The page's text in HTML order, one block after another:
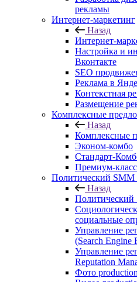
рекламы
Интернет-маркетинг
Назад
Интернет-
Настройка и
Вконтакте
SEO
Реклама в
Контекстная
Размещение
Комплексные
Назад
Комплексные
Эконом-комбо
Стандарт-
Премиум-
Политический SMM
Назад
Политический
социальные
Управление
(Search Engine
Управление
Reputation
Фото production